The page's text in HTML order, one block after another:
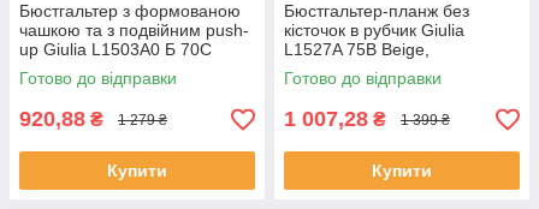
Бюстгальтер з формованою
чашкою та з подвійним push-
up Giulia L1503A0 Б 70C
Beige-Бежевий, класичний
гладкий бюстгальтер
Готово до відправки
920,88 ₴ 1 279 ₴
Купити
Бюстгальтер-планж без
кісточок в рубчик Giulia
L1527A 75B Beige,
формована чашка,
мікрофібра
Готово до відправки
1 007,28 ₴ 1 399 ₴
Купити